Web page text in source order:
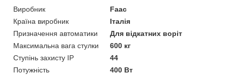
Виробник
Faac
Країна виробник
Італія
Призначення автоматики
Для відкатних воріт
Максимальна вага стулки
600 кг
Ступінь захисту IP
44
Потужність
400 Вт